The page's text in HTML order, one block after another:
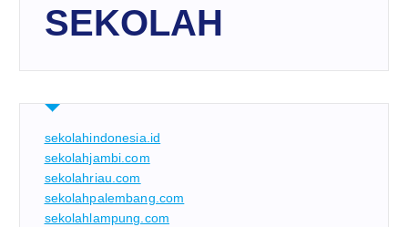
SEKOLAH
sekolahindonesia.id
sekolahjambi.com
sekolahriau.com
sekolahpalembang.com
sekolahlampung.com